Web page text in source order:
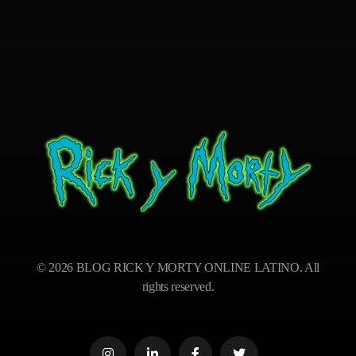
© 2026 BLOG RICK Y MORTY ONLINE LATINO. All
rights reserved.